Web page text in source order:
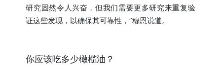
研究固然令人兴奋，但我们需要更多研究来重复验
证这些发现，以确保其可靠性，”穆恩说道。
你应该吃多少橄榄油？